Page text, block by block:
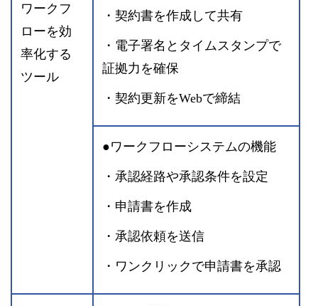
ワークフ
ローを効
率化する
ツール
・契約書を作成して共有
・電子署名とタイムスタンプで
証拠力を確保
・契約更新をWebで締結
●ワークフローシステムの機能
・承認経路や承認条件を設定
・申請書を作成
・承認依頼を送信
・ワンクリックで申請書を承認